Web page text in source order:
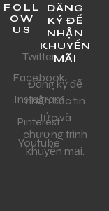
FOLL
OW
US
Twitter
Facebook
Instagram
Pinterest
Youtube
ĐĂNG
KÝ ĐỂ
NHẬN
KHUYẾN
MÃI
Đăng ký để
nhận các tin
tức và
chương trình
khuyến mại.